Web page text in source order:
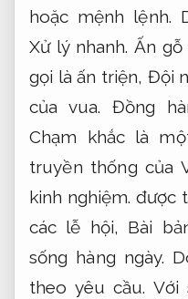
hoặc mệnh lệnh.
Xử lý nhanh. Ấn gỗ
gọi là ấn triện, Đội
của vua. Đồng
Chạm khắc là
truyền thống của
kinh nghiệm. được
các lễ hội, Bài
sống hàng ngày.
theo yêu cầu. Với